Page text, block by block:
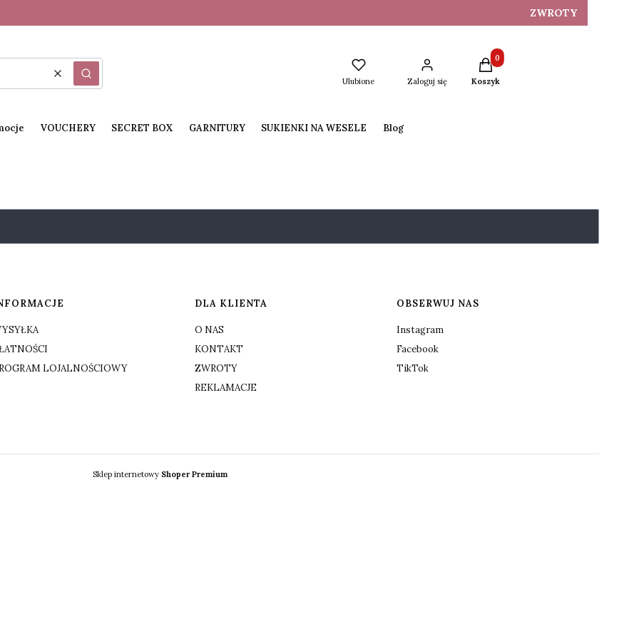
ZWROTY
WyczyśćSzukaj Ulubione Zaloguj się
Produkty w koszyku: 0. Zobacz
Koszyk
VOUCHERY SECRET BOX GARNITURY SUKIENKI NA WESELE Blog
LOJALNOŚCIOWY
DLA KLIENTA
O NAS
KONTAKT
ZWROTY
REKLAMACJE
OBSERWUJ NAS
Instagram
Facebook
TikTok
Sklep internetowy Shoper Premium